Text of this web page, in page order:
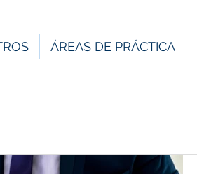
ÁREAS DE PRÁCTICA